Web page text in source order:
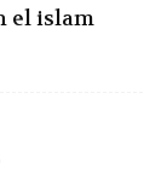
el islam